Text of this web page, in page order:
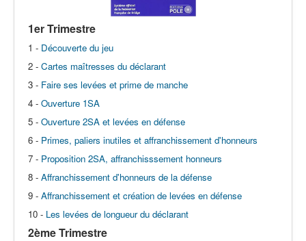
1er Trimestre
1 - Découverte du jeu
2 - Cartes maîtresses du déclarant
3 - Faire ses levées et prime de manche
4 - Ouverture 1SA
5 - Ouverture 2SA et levées en défense
6 - Primes, paliers inutiles et affranchissement d'honneurs
7 - Proposition 2SA, affranchisssement honneurs
8 - Affranchissement d'honneurs de la défense
9 - Affranchissement et création de levées en défense
10 - Les levées de longueur du déclarant
2ème Trimestre